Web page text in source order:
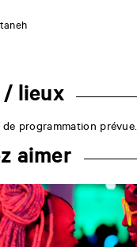
/ lieux
de programmation prévue.
aimer